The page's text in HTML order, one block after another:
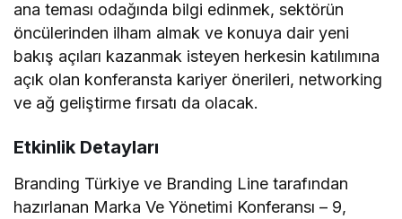
ana teması odağında bilgi edinmek, sektörün
öncülerinden ilham almak ve konuya dair yeni
bakış açıları kazanmak isteyen herkesin katılımına
açık olan konferansta kariyer önerileri, networking
ve ağ geliştirme fırsatı da olacak.
Etkinlik Detayları
Branding Türkiye ve Branding Line tarafından
hazırlanan Marka Ve Yönetimi Konferansı – 9,